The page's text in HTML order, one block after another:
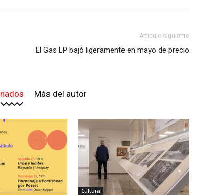
Artículo siguiente
El Gas LP bajó ligeramente en mayo de precio
Más del autor
Cultura